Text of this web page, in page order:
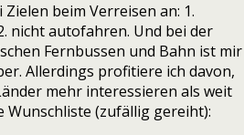
beim Verreisen an: 1.
nicht autofahren. Und bei der
Fernbussen und Bahn ist mir
Allerdings profitiere ich davon,
mehr interessieren als weit
(zufällig gereiht):